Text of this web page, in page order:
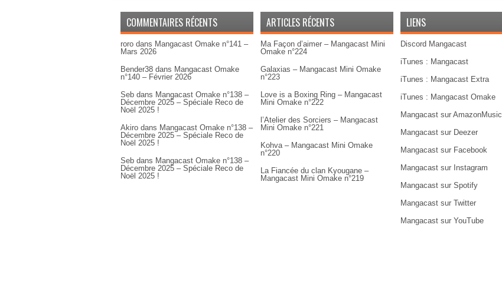
COMMENTAIRES RÉCENTS
roro dans Mangacast Omake n°141 –
Mars 2026
Bender38 dans Mangacast Omake
n°140 – Février 2026
Seb dans Mangacast Omake n°138 –
Décembre 2025 – Spéciale Reco de
Noël 2025 !
Akiro dans Mangacast Omake n°138 –
Décembre 2025 – Spéciale Reco de
Noël 2025 !
Seb dans Mangacast Omake n°138 –
Décembre 2025 – Spéciale Reco de
Noël 2025 !
ARTICLES RÉCENTS
Ma Façon d’aimer – Mangacast Mini
Omake n°224
Galaxias – Mangacast Mini Omake
n°223
Love is a Boxing Ring – Mangacast
Mini Omake n°222
l’Atelier des Sorciers – Mangacast
Mini Omake n°221
Kohva – Mangacast Mini Omake
n°220
La Fiancée du clan Kyougane –
Mangacast Mini Omake n°219
LIENS
Discord Mangacast
iTunes : Mangacast
iTunes : Mangacast Extra
iTunes : Mangacast Omake
Mangacast sur AmazonMusic
Mangacast sur Deezer
Mangacast sur Facebook
Mangacast sur Instagram
Mangacast sur Spotify
Mangacast sur Twitter
Mangacast sur YouTube